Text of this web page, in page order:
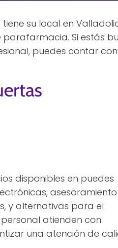
tiene su local en
parafarmacia. Si estás
puedes contar con
disponibles en puedes
asesoramiento
y alternativas para el
atienden con
una atención de